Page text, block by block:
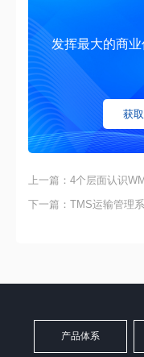
发挥最大的商
获
上一篇：4个层面认识
下一篇：TMS运输管理
产品体系